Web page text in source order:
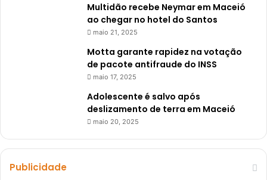
Multidão recebe Neymar em Maceió
ao chegar no hotel do Santos
maio 21, 2025
Motta garante rapidez na votação
de pacote antifraude do INSS
maio 17, 2025
Adolescente é salvo após
deslizamento de terra em Maceió
maio 20, 2025
Publicidade